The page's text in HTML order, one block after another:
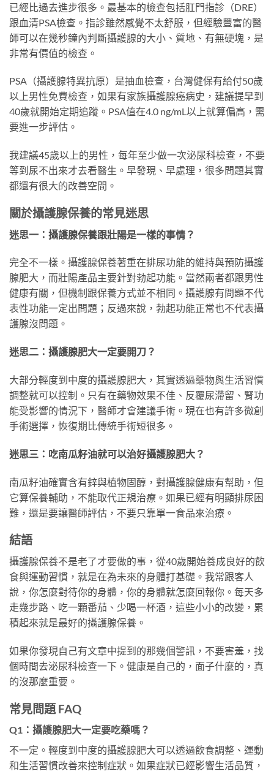
已經比過去進步很多。最基本的檢查包括肛門指診（DRE）
跟血清PSA檢查。指診雖然感覺不太舒服，但經驗豐富的醫
師可以在幾秒鐘內判斷攝護腺的大小、質地、有無硬塊，是
非常有價值的檢查。
PSA（攝護腺特異抗原）是抽血檢查，台灣健保有給付50歲
以上男性免費檢查，如果有家族攝護腺癌病史，建議提早到
40歲就開始定期追蹤。PSA值在4.0 ng/mL以上就算偏高，需
要進一步評估。
我建議45歲以上的男性，每年至少做一次泌尿科檢查，不要
等到尿不出來才去看醫生。早發現、早處理，很多問題其實
都還有很大的改善空間。
關於攝護腺保養的常見迷思
迷思一：攝護腺保養跟壯陽是一樣的事情？
完全不一樣。攝護腺保養著重在排尿功能的維持與預防攝護
腺肥大，而壯陽產品主要針對勃起功能。當然兩者都跟男性
健康有關，但機制跟保養方式並不相同。攝護腺有問題不代
表性功能一定出問題；反過來說，勃起功能正常也不代表攝
護腺沒問題。
迷思二：攝護腺肥大一定要開刀？
大部分輕度到中度的攝護腺肥大，其實透過藥物與生活習慣
調整就可以控制。只有在藥物效果不佳、反覆尿滯留、腎功
能受影響的情況下，醫師才會建議手術。現在也有許多微創
手術選擇，恢復期比傳統手術短很多。
迷思三：吃南瓜籽油就可以治好攝護腺肥大？
南瓜籽油確實含有鋅與植物固醇，對攝護腺健康有幫助，但
它算保養輔助，不能取代正規治療。如果已經有明顯排尿困
難，還是要讓醫師評估，不要只靠單一食品來治療。
結語
攝護腺保養不是老了才要做的事，從40歲開始養成良好的飲
食與運動習慣，就是在為未來的身體打基礎。我常跟客人
說，你怎麼對待你的身體，你的身體就怎麼回報你。每天多
走幾步路、吃一顆番茄、少喝一杯酒，這些小小的改變，累
積起來就是最好的攝護腺保養。
如果你發現自己有文章中提到的那幾個警訊，不要害羞，找
個時間去泌尿科檢查一下。健康是自己的，面子什麼的，真
的沒那麼重要。
常見問題 FAQ
Q1：攝護腺肥大一定要吃藥嗎？
不一定。輕度到中度的攝護腺肥大可以透過飲食調整、運動
和生活習慣改善來控制症狀。如果症狀已經影響生活品質，